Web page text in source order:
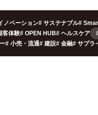
ノベーション# サステナブル#
客体験# OPEN HUB# ヘルスケア
# 小売・流通# 建設# 金融# サプラ